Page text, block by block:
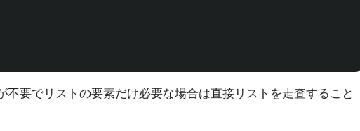
不要でリストの要素だけ必要な場合は直接リストを走査すること